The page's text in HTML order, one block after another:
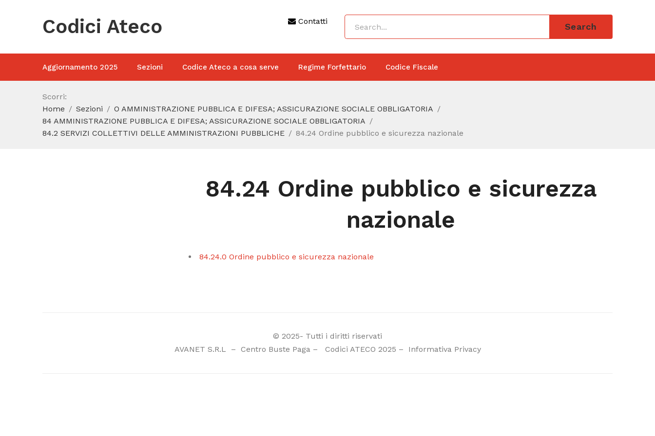
Codici Ateco Contatti
Search
Aggiornamento 2025 Sezioni Codice Ateco a cosa serve Regime Forfettario Codice Fiscale
Scorri:
Home
Sezioni
O AMMINISTRAZIONE PUBBLICA E DIFESA; ASSICURAZIONE SOCIALE OBBLIGATORIA
84 AMMINISTRAZIONE PUBBLICA E DIFESA; ASSICURAZIONE SOCIALE OBBLIGATORIA
84.2 SERVIZI COLLETTIVI DELLE AMMINISTRAZIONI PUBBLICHE
84.24 Ordine pubblico e sicurezza nazionale
84.24 Ordine pubblico e sicurezza
nazionale
84.24.0 Ordine pubblico e sicurezza nazionale
© 2025- Tutti i diritti riservati
AVANET S.R.L
– Centro Buste Paga– Codici ATECO 2025 – Informativa Privacy